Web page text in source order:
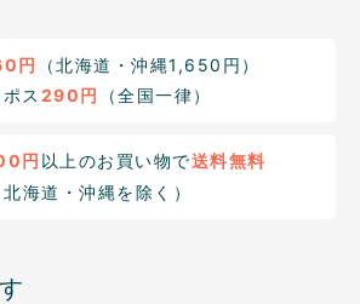
円
（北海道・沖縄1,650円）
ス 290円 （全国一律）
円 以上のお買い物で送料無料
北海道・沖縄を除く）